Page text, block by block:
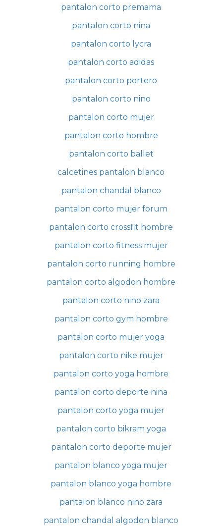
pantalon corto premama
pantalon corto nina
pantalon corto lycra
pantalon corto adidas
pantalon corto portero
pantalon corto nino
pantalon corto mujer
pantalon corto hombre
pantalon corto ballet
calcetines pantalon blanco
pantalon chandal blanco
pantalon corto mujer forum
pantalon corto crossfit hombre
pantalon corto fitness mujer
pantalon corto running hombre
pantalon corto algodon hombre
pantalon corto nino zara
pantalon corto gym hombre
pantalon corto mujer yoga
pantalon corto nike mujer
pantalon corto yoga hombre
pantalon corto deporte nina
pantalon corto yoga mujer
pantalon corto bikram yoga
pantalon corto deporte mujer
pantalon blanco yoga mujer
pantalon blanco yoga hombre
pantalon blanco nino zara
pantalon chandal algodon blanco